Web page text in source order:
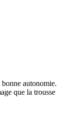
autonomie.
que la trousse